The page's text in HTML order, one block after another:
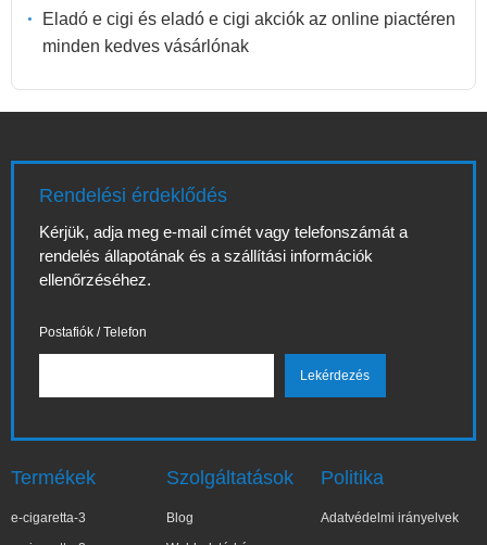
Eladó e cigi és eladó e cigi akciók az online piactéren
minden kedves vásárlónak
Rendelési érdeklődés
Kérjük, adja meg e-mail címét vagy telefonszámát a
rendelés állapotának és a szállítási információk
ellenőrzéséhez.
Postafiók / Telefon
Termékek
e-cigaretta-3
Szolgáltatások
Blog
Politika
Adatvédelmi irányelvek